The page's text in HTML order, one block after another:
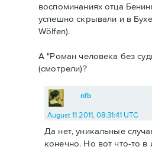
воспоминаниях отца
успешно скрывали и в
Wölfen).
А "Роман человека без
(смотрели)?
nfb
August 11 2011, 08:31:41 UTC
Да нет, уникальные
конечно. Но вот что-то в